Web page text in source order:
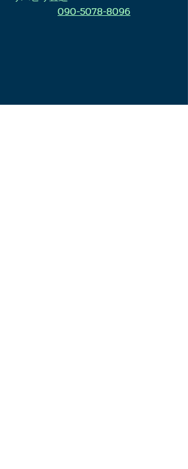
090-5078-8096